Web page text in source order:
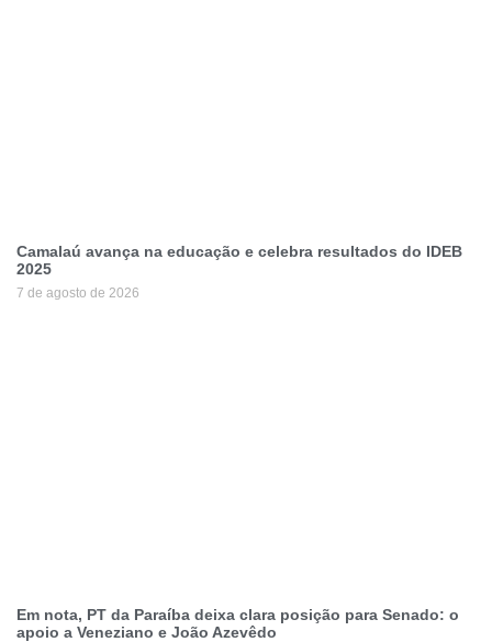
Camalaú avança na educação e celebra resultados do IDEB
2025
7 de agosto de 2026
Em nota, PT da Paraíba deixa clara posição para Senado: o
apoio a Veneziano e João Azevêdo